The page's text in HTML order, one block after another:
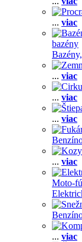
... viac
bazény
Bazény,
... viac
... viac
... viac
... viac
Moto-
... viac